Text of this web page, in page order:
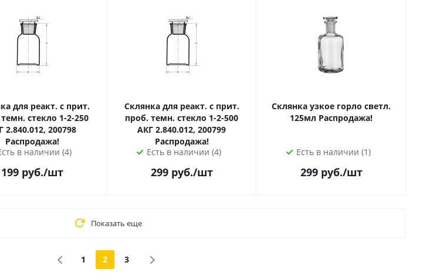
для реакт. с прит.
стекло 1-2-250
2.840.012, 200798
Распродажа!
в наличии (4)
199руб./шт
Склянка для реакт. с прит.
проб. темн. стекло 1-2-500
АКГ 2.840.012, 200799
Распродажа!
Есть в наличии (4)
299руб./шт
Склянка узкое горло светл.
125мл Распродажа!
Есть в наличии (1)
299руб./шт
Показать еще
1 2 3